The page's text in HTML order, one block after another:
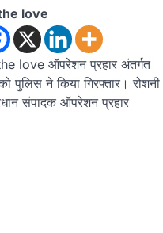
love
love ऑपरेशन प्रहार अंतर्गत
पुलिस ने किया गिरफ्तार। रोशनी
संपादक ऑपरेशन प्रहार